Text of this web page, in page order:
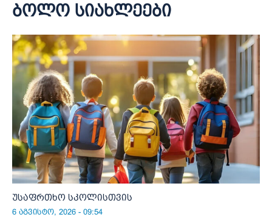
ბოლო სიახლეები
უსაფრთხო სკოლისთვის
6 აგვისტო, 2026 - 09:54